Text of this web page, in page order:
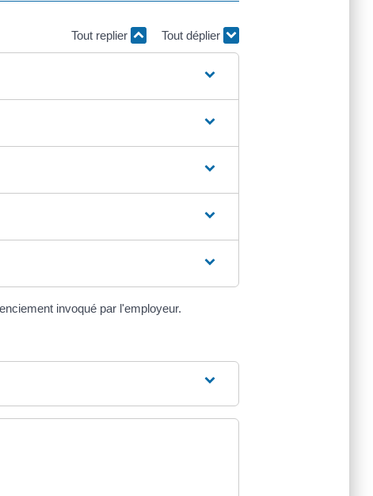
Tout replier Tout déplier
invoqué par l'employeur.